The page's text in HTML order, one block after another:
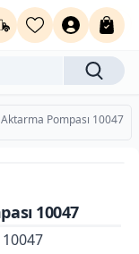
Pompası 10047
10047